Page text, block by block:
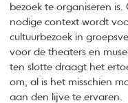
bezoek te organiseren
nodige context wordt
cultuurbezoek in
voor de theaters en
ten slotte draagt het
om, al is het misschien
aan den lijve te ervaren.